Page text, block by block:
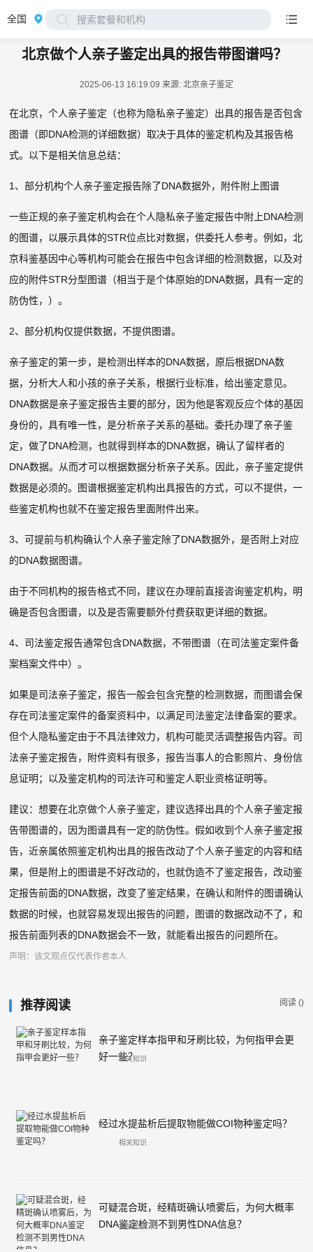
全国 搜索套餐和机构
北京做个人亲子鉴定出具的报告带图谱吗？
2025-06-13 16:19:09 来源: 北京亲子鉴定
在北京，个人亲子鉴定（也称为隐私亲子鉴定）出具的报告是否包含
图谱（即DNA检测的详细数据）取决于具体的鉴定机构及其报告格
式。以下是相关信息总结：
1、部分机构个人亲子鉴定报告除了DNA数据外，附件附上图谱
一些正规的亲子鉴定机构会在个人隐私亲子鉴定报告中附上DNA检测
的图谱，以展示具体的STR位点比对数据，供委托人参考。例如，北
京科鉴基因中心等机构可能会在报告中包含详细的检测数据，以及对
应的附件STR分型图谱（相当于是个体原始的DNA数据，具有一定的
防伪性，）。
2、部分机构仅提供数据，不提供图谱。
亲子鉴定的第一步，是检测出样本的DNA数据，原后根据DNA数
据，分析大人和小孩的亲子关系，根据行业标准，给出鉴定意见。
DNA数据是亲子鉴定报告主要的部分，因为他是客观反应个体的基因
身份的，具有唯一性，是分析亲子关系的基础。委托办理了亲子鉴
定，做了DNA检测，也就得到样本的DNA数据，确认了留样者的
DNA数据。从而才可以根据数据分析亲子关系。因此，亲子鉴定提供
数据是必须的。图谱根据鉴定机构出具报告的方式，可以不提供，一
些鉴定机构也就不在鉴定报告里面附件出来。
3、可提前与机构确认个人亲子鉴定除了DNA数据外，是否附上对应
的DNA数据图谱。
由于不同机构的报告格式不同，建议在办理前直接咨询鉴定机构，明
确是否包含图谱，以及是否需要额外付费获取更详细的数据。
4、司法鉴定报告通常包含DNA数据，不带图谱（在司法鉴定案件备
案档案文件中）。
如果是司法亲子鉴定，报告一般会包含完整的检测数据，而图谱会保
存在司法鉴定案件的备案资料中，以满足司法鉴定法律备案的要求。
但个人隐私鉴定由于不具法律效力，机构可能灵活调整报告内容。司
法亲子鉴定报告，附件资料有很多，报告当事人的合影照片、身份信
息证明；以及鉴定机构的司法许可和鉴定人职业资格证明等。
建议：想要在北京做个人亲子鉴定，建议选择出具的个人亲子鉴定报
告带图谱的，因为图谱具有一定的防伪性。假如收到个人亲子鉴定报
告，近亲属依照鉴定机构出具的报告改动了个人亲子鉴定的内容和结
果，但是附上的图谱是不好改动的，也就伪造不了鉴定报告，改动鉴
定报告前面的DNA数据，改变了鉴定结果，在确认和附件的图谱确认
数据的时候，也就容易发现出报告的问题，图谱的数据改动不了，和
报告前面列表的DNA数据会不一致，就能看出报告的问题所在。
声明：该文观点仅代表作者本人.
阅读 ()
推荐阅读
亲子鉴定样本指甲和牙刷比较，为何指甲会更
好一些？
相关知识
经过水提盐析后提取物能做COI物种鉴定吗？
相关知识
可疑混合斑，经精斑确认喷雾后，为何大概率
DNA鉴定检测不到男性DNA信息？
相关知识